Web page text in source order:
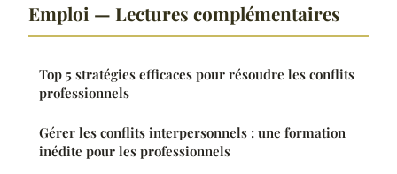
Emploi — Lectures complémentaires
Top 5 stratégies efficaces pour résoudre les conflits
professionnels
Gérer les conflits interpersonnels : une formation
inédite pour les professionnels